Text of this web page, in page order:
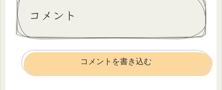
コメント
コメントを書き込む